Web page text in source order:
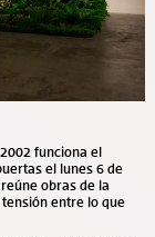
funciona el
el lunes 6 de
obras de la
entre lo que